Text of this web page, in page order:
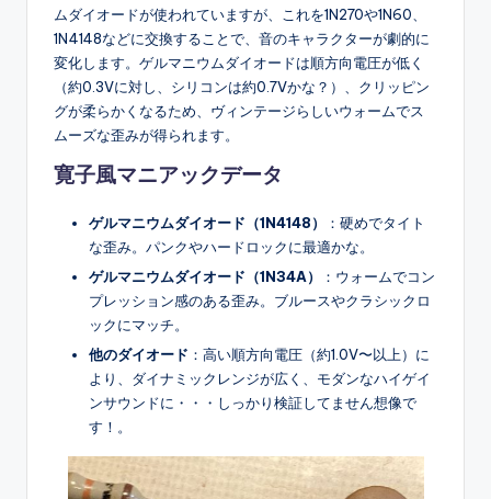
ムダイオードが使われていますが、これを1N270や1N60、
1N4148などに交換することで、音のキャラクターが劇的に
変化します。ゲルマニウムダイオードは順方向電圧が低く
（約0.3Vに対し、シリコンは約0.7Vかな？）、クリッピン
グが柔らかくなるため、ヴィンテージらしいウォームでス
ムーズな歪みが得られます。
寛子風マニアックデータ
ゲルマニウムダイオード（1N4148）
：硬めでタイト
な歪み。パンクやハードロックに最適かな。
ゲルマニウムダイオード（1N34A）
：ウォームでコン
プレッション感のある歪み。ブルースやクラシックロ
ックにマッチ。
他のダイオード ：高い順方向電圧（約1.0V〜以上）に
より、ダイナミックレンジが広く、モダンなハイゲイ
ンサウンドに・・・しっかり検証してません想像で
す！。